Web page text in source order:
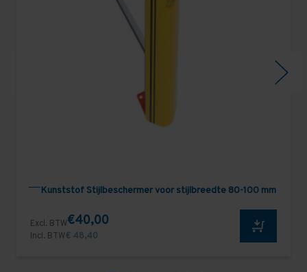
Kunststof Stijlbeschermer voor stijlbreedte 80-100 mm
Excl. BTW€40,00
Incl. BTW€ 48,40